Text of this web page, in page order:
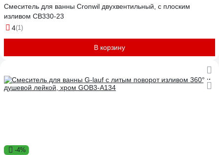
Смеситель для ванны Cronwil двухвентильный, с плоским
изливом CB330-23
4(1)
В корзину
-4%